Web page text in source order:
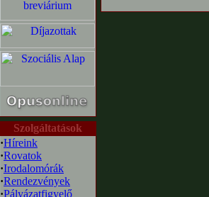
Szolgáltatások
·Híreink
·Rovatok
·Irodalomórák
·Rendezvények
·Pályázatfigyelő